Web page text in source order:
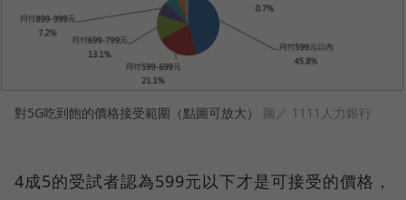
對5G吃到飽的價格接受範圍（點圖可放大） 圖／ 1111人力銀行
4成5的受試者認為599元以下才是可接受的價格，